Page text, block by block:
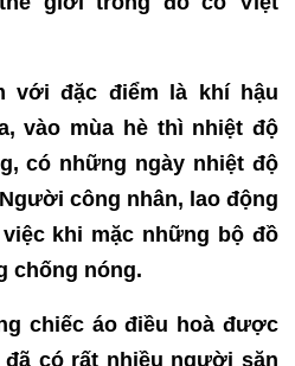
với đặc điểm là khí hậu
vào mùa hè thì nhiệt độ
có những ngày nhiệt độ
công nhân, lao động
khi mặc những bộ đồ
chống nóng.
chiếc áo điều hoà được
đã có rất nhiều người săn